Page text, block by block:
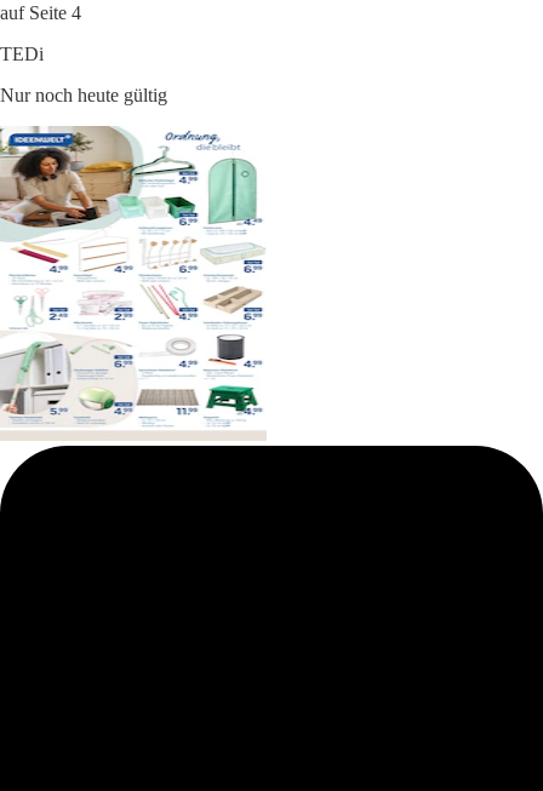
auf Seite 4
TEDi
Nur noch heute gültig